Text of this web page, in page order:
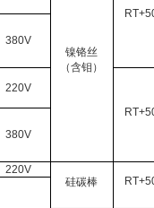
镍铬丝
（含钼）
380V
220V
380V
220V
硅碳棒